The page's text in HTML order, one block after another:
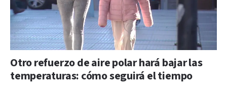
Otro refuerzo de aire polar hará bajar las
temperaturas: cómo seguirá el tiempo